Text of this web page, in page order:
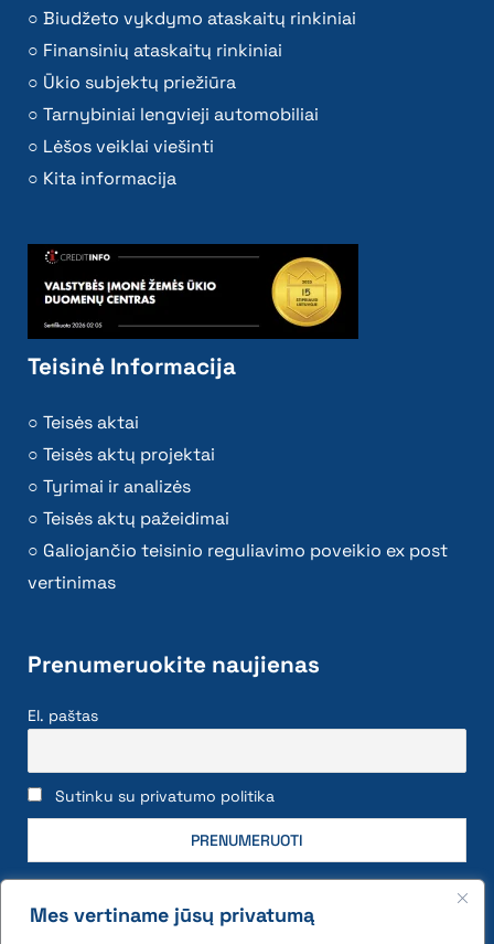
Mes vertiname jūsų privatumą
Biudžeto vykdymo ataskaitų rinkiniai
Finansinių ataskaitų rinkiniai
Ūkio subjektų priežiūra
Tarnybiniai lengvieji automobiliai
Lėšos veiklai viešinti
Kita informacija
Teisinė Informacija
Teisės aktai
Teisės aktų projektai
Tyrimai ir analizės
Teisės aktų pažeidimai
Galiojančio teisinio reguliavimo poveikio ex post
vertinimas
Prenumeruokite naujienas
El. paštas
Sutinku su privatumo politika